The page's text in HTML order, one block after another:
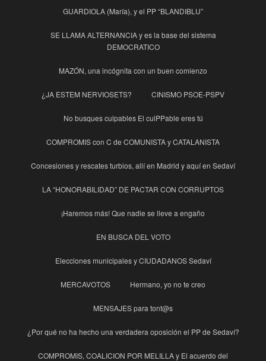
GUARDIOLA (María), y el PP “BLANDIBLU”
SE LLAMA ALTERNANCIA y es la base del sistema
DEMOCRATICO
MAZÓN, una incógnita con un buen comienzo
¿JA ESTEM NERVIOSETS? CINISMO PSOE-PSPV
No busques culpables El culPPable eres tú
COMPROMIS con C de COMUNISTA y CATALANISTA
Concesiones y rescates turbios, allí en Madrid y aquí en Sedaví
LA “HONORABILIDAD” DE PACTAR CON CORRUPTOS
¡Haremos más! Que nadie se lleve a engaño
EN BUSCA DEL VOTO
Elecciones municipales y CIUDADANOS Sedaví
MERCAVOTOS Hermano, yo no te creo
MENSAJES para tont@s
¿Por qué no ha hecho una verdadera oposición el PP de Sedaví?
COMPROMIS, COALICION POR MELILLA y El acuerdo del